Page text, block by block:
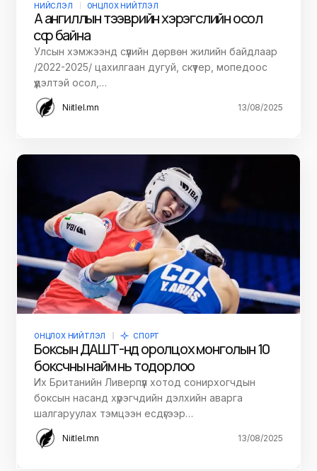
НИЙСЛЭЛ ОНЦЛОХ НИЙТЛЭЛ
А ангиллын тээврийн хэрэгслийн осол
өссөөр байна
Улсын хэмжээнд сүүлийн дөрвөн жилийн байдлаар
/2022-2025/ цахилгаан дугуй, скүүтер, мопедоос
үүдэлтэй осол,…
Niitlel.mn 13/08/2025
ОНЦЛОХ НИЙТЛЭЛ СПОРТ
Боксын ДАШТ-нд оролцох монголын 10
боксчны найм нь тодорлоо
Их Британийн Ливерпүүл хотод сонирхогчдын
боксын насанд хүрэгчдийн дэлхийн аварга
шалгаруулах тэмцээн есдүгээр…
Niitlel.mn 13/08/2025